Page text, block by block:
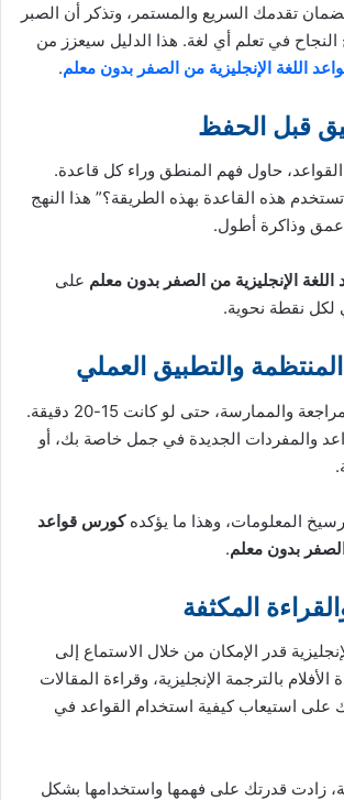
تقدمك السريع والمستمر، وتذكر أن الصبر
النجاح في تعلم أي لغة. هذا الدليل سيعزز من
اللغة الإنجليزية من الصفر بدون معلم.
حاول فهم المنطق وراء كل قاعدة.
هذه القاعدة بهذه الطريقة؟” هذا النهج
وذاكرة أطول.
الإنجليزية من الصفر بدون معلم على
لكل نقطة نحوية.
خصص وقتاً يومياً للمراجعة والممارسة، حتى لو كانت 15-20 دقيقة.
والمفردات الجديدة في جمل خاصة بك، أو
المعلومات، وهذا ما يؤكدهكورس قواعد
الصفر بدون معلم.
قدر الإمكان من خلال الاستماع إلى
بالترجمة الإنجليزية، وقراءة المقالات
على استيعاب كيفية استخدام القواعد في
زادت قدرتك على فهمها واستخدامها بشكل